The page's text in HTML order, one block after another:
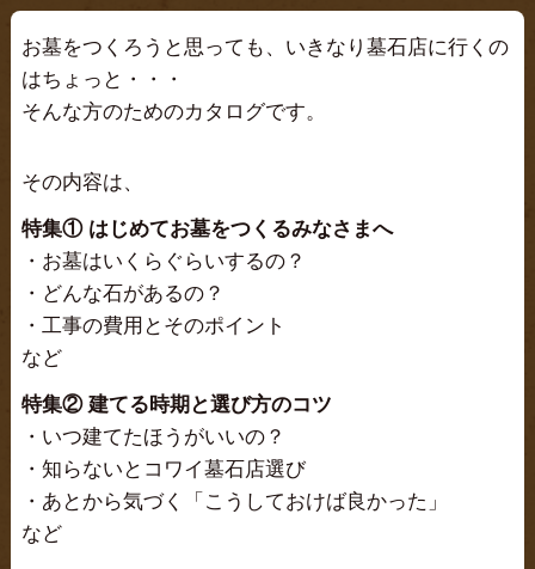
お墓をつくろうと思っても、いきなり墓石店に行くの
はちょっと・・・
そんな方のためのカタログです。
その内容は、
特集① はじめてお墓をつくるみなさまへ
・お墓はいくらぐらいするの？
・どんな石があるの？
・工事の費用とそのポイント
など
特集② 建てる時期と選び方のコツ
・いつ建てたほうがいいの？
・知らないとコワイ墓石店選び
・あとから気づく「こうしておけば良かった」
など